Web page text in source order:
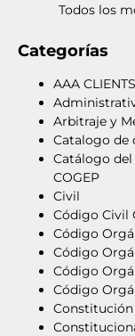
Todos los
Categorías
AAA
Arbitraje y
Catalogo de
Catálogo
COGEP
Civil
Código Civil
Código
Código
Código
Código
Constitución